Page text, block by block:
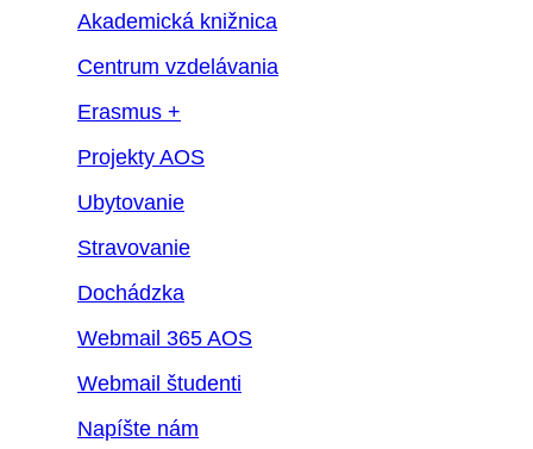
Akademická knižnica
Centrum vzdelávania
Erasmus +
Projekty AOS
Ubytovanie
Stravovanie
Dochádzka
Webmail 365 AOS
Webmail študenti
Napíšte nám